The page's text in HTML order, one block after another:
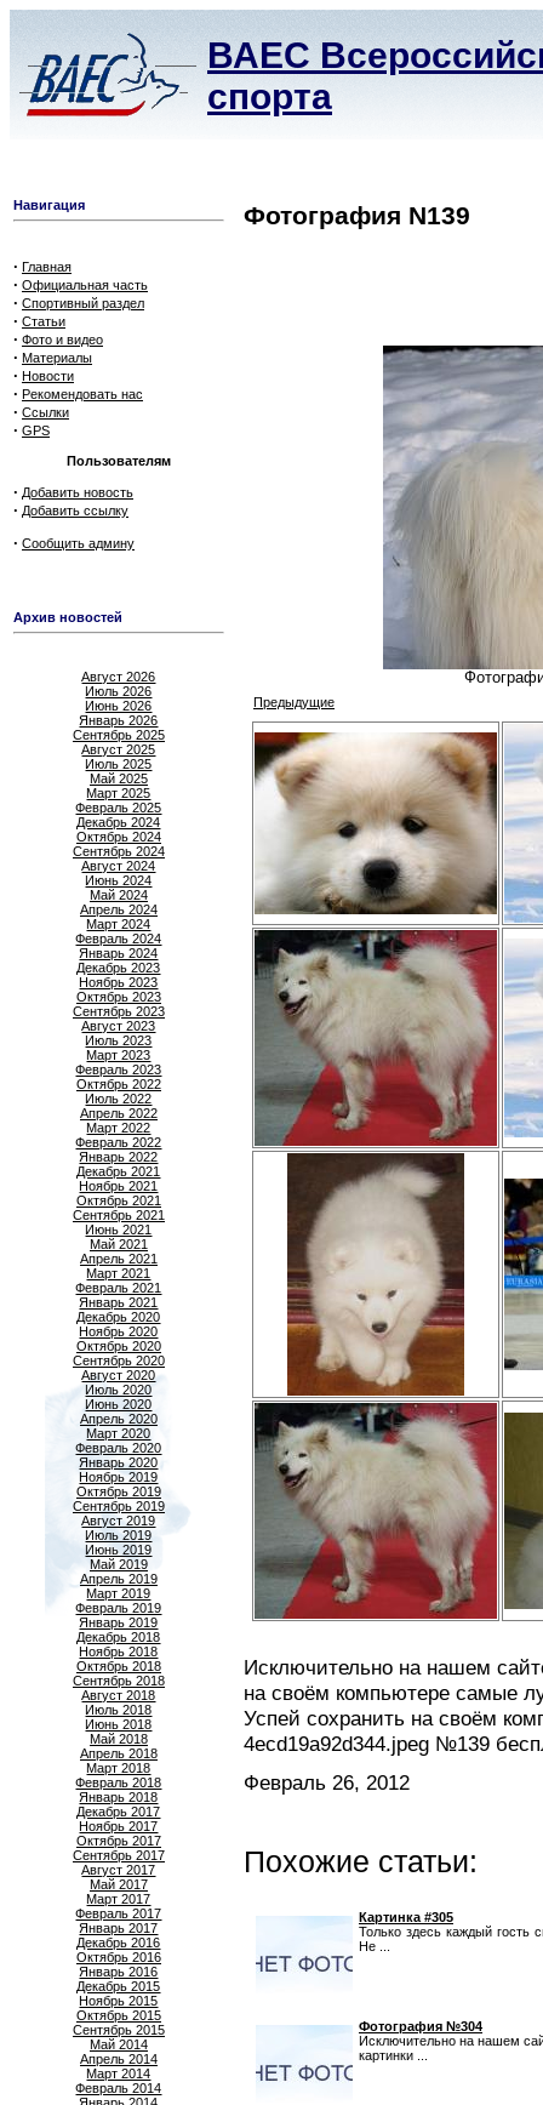
ВАЕС
спорта
Навигация
· Главная
· Официальная часть
· Спортивный раздел
· Статьи
· Фото и видео
· Материалы
· Новости
· Рекомендовать нас
· Ссылки
· GPS
Пользователям
· Добавить новость
· Добавить ссылку
· Сообщить админу
Архив новостей
Август 2026
Июль 2026
Июнь 2026
Январь 2026
Сентябрь 2025
Август 2025
Июль 2025
Май 2025
Март 2025
Февраль 2025
Декабрь 2024
Октябрь 2024
Сентябрь 2024
Август 2024
Июнь 2024
Май 2024
Апрель 2024
Март 2024
Февраль 2024
Январь 2024
Декабрь 2023
Ноябрь 2023
Октябрь 2023
Сентябрь 2023
Август 2023
Июль 2023
Март 2023
Февраль 2023
Октябрь 2022
Июль 2022
Апрель 2022
Март 2022
Февраль 2022
Январь 2022
Декабрь 2021
Ноябрь 2021
Октябрь 2021
Сентябрь 2021
Июнь 2021
Май 2021
Апрель 2021
Март 2021
Февраль 2021
Январь 2021
Декабрь 2020
Ноябрь 2020
Октябрь 2020
Сентябрь 2020
Август 2020
Июль 2020
Июнь 2020
Апрель 2020
Март 2020
Февраль 2020
Январь 2020
Ноябрь 2019
Октябрь 2019
Сентябрь 2019
Август 2019
Июль 2019
Июнь 2019
Май 2019
Апрель 2019
Март 2019
Февраль 2019
Январь 2019
Декабрь 2018
Ноябрь 2018
Октябрь 2018
Сентябрь 2018
Август 2018
Июль 2018
Июнь 2018
Май 2018
Апрель 2018
Март 2018
Февраль 2018
Январь 2018
Декабрь 2017
Ноябрь 2017
Октябрь 2017
Сентябрь 2017
Август 2017
Май 2017
Март 2017
Февраль 2017
Январь 2017
Декабрь 2016
Октябрь 2016
Январь 2016
Декабрь 2015
Ноябрь 2015
Октябрь 2015
Сентябрь 2015
Май 2014
Апрель 2014
Март 2014
Февраль 2014
Фотография N139
Предыдущие
Исключительно на нашем
на своём компьютере самые
Успей сохранить на своём
4ecd19a92d344.jpeg №139
Февраль 26, 2012
Похожие статьи:
Картинка #305
Только здесь каждый гость
Не ...
Фотография №304
Исключительно на нашем
картинки ...